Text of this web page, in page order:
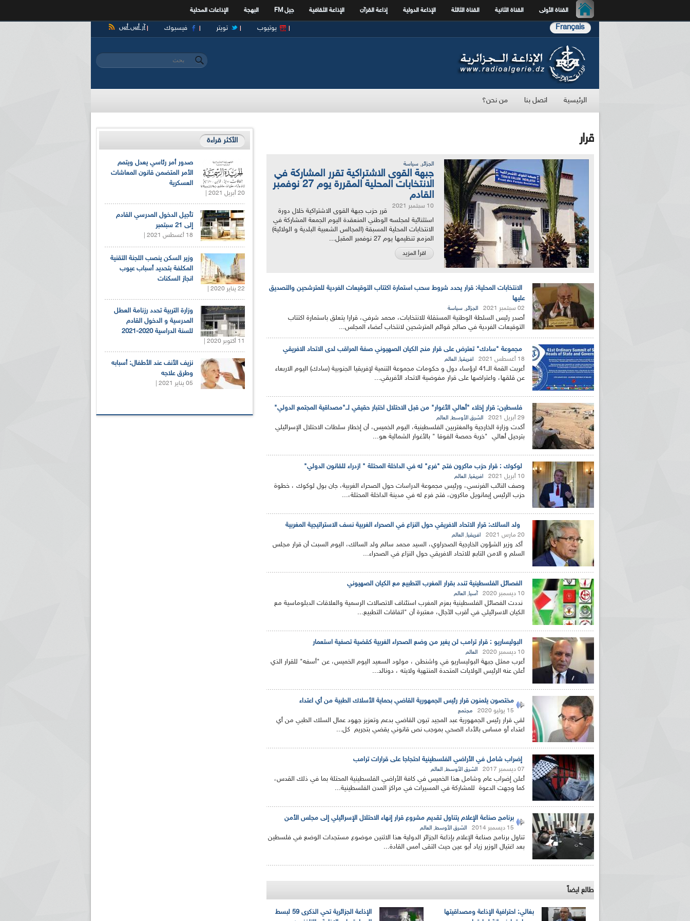
القناة الأولى القناة الثانية القناة الثالثة الإذاعة الدولية إذاعة القرآن الإذاعة الثقافية جيل FM البهجة الإذاعات المحلية
Français آر أس أس فيسبوك تويتر يوتيوب
استمارة البحث
‏بحث ‏
الرئيسية اتصل بنا من نحن؟
قرار
الجزائر, سياسة
جبهة القوى الاشتراكية تقرر المشاركة في
الانتخابات المحلية المقررة يوم 27 نوفمبر
القادم
10 سبتمبر 2021
قرر حزب جبهة القوى الاشتراكية خلال دورة
استثنائية لمجلسه الوطني المنعقدة اليوم الجمعة المشاركة في
الانتخابات المحلية المسبقة (المجالس الشعبية البلدية و الولائية)
المزمع تنظيمها يوم 27 نوفمبر المقبل...
اقرأ المزيد
الانتخابات المحلية: قرار يحدد شروط سحب استمارة اكتتاب التوقيعات الفردية للمترشحين والتصديق
عليها
02 سبتمبر 2021 الجزائر, سياسة
أصدر رئيس السلطة الوطنية المستقلة للانتخابات، محمد شرفي، قرارا يتعلق باستمارة اكتتاب
التوقيعات الفردية في صالح قوائم المترشحين لانتخاب أعضاء المجلس...
مجموعة "سادك" تعترض على قرار منح الكيان الصهيوني صفة المراقب لدى الاتحاد الافريقي
18 أغسطس 2021 افريقيا, العالم
أعربت القمة الــ41 لرؤساء دول و حكومات مجموعة التنمية لإفريقيا الجنوبية (سادك) اليوم الاربعاء
عن قلقها، واعتراضها على قرار مفوضية الاتحاد الأفريقي...
فلسطين: قرار إخلاء "أهالي الأغوار" من قبل الاحتلال اختبار حقيقي لــ"مصداقية المجتمع الدولي"
29 أبريل 2021 الشرق الأوسط, العالم
أكدت وزارة الخارجية والمغتربين الفلسطينية، اليوم الخميس، أن إخطار سلطات الاحتلال الإسرائيلي
بترحيل أهالي "خربة حمصة الفوقا " بالأغوار الشمالية هو...
لوكوك : قرار حزب ماكرون فتح "فرع" له في الداخلة المحتلة " ازدراء للقانون الدولي"
10 أبريل 2021 افريقيا, العالم
وصف النائب الفرنسي، ورئيس مجموعة الدراسات حول الصحراء الغربية، جان بول لوكوك ، خطوة
حزب الرئيس إيمانويل ماكرون، فتح فرع له في مدينة الداخلة المحتلة،...
ولد السالك: قرار الاتحاد الافريقي حول النزاع في الصحراء الغربية نسف الاستراتيجية المغربية
20 مارس 2021 افريقيا, العالم
أكد وزير الشؤون الخارجية الصحراوي، السيد محمد سالم ولد السالك، اليوم السبت أن قرار مجلس
السلم و الامن التابع للاتحاد الافريقي حول النزاع في الصحراء...
الفصائل الفلسطينية تندد بقرار المغرب التطبيع مع الكيان الصهيوني
10 ديسمبر 2020 آسيا, العالم
نددت الفصائل الفلسطينية بعزم المغرب استئناف الاتصالات الرسمية والعلاقات الدبلوماسية مع
الكيان الاسرائيلي في أقرب الآجال، معتبرة أن "اتفاقات التطبيع...
البوليساريو : قرار ترامب لن يغير من وضع الصحراء الغربية كقضية تصفية استعمار
10 ديسمبر 2020 العالم
أعرب ممثل جبهة البوليساريو في واشنطن ، مولود السعيد اليوم الخميس، عن "أسفه" للقرار الذي
أعلن عنه الرئيس الولايات المتحدة المنتهية ولايته ، دونالد...
مختصون يثمنون قرار رئيس الجمهورية القاضي بحماية الأسلاك الطبية من أي اعتداء
15 يوليو 2020 مجتمع
لقي قرار رئيس الجمهورية عبد المجيد تبون القاضي بدعم وتعزيز جهود عمال السلك الطبي من أي
اعتداء أو مساس بالأداء الصحي بموجب نص قانوني يقضي بتجريم كل...
إضراب شامل في الأراضي الفلسطينية احتجاجا على قرارات ترامب
07 ديسمبر 2017 الشرق الأوسط, العالم
أعلن إضراب عام وشامل هذا الخميس في كافة الأراضي الفلسطينية المحتلة بما في ذلك القدس،
كما وجهت الدعوة للمشاركة في المسيرات في مراكز المدن الفلسطينية...
برنامج صناعة الإعلام يتناول تقديم مشروع قرار إنهاء الاحتلال الإسرائيلي إلى مجلس الأمن
15 ديسمبر 2014 الشرق الأوسط, العالم
تناول برنامج صناعة الإعلام بإذاعة الجزائر الدولية هذا الاثنين موضوع مستجدات الوضع في فلسطين
بعد اغتيال الوزير زياد أبو عين حيث التقى أمس القادة...
طالع ايضاً
الإذاعة الجزائرية تحي الذكرى 59 لبسط
بغالي: احترافية الإذاعة ومصداقيتها
الأكثر قراءة
صدور أمر رئاسي يعدل ويتمم
الأمر المتضمن قانون المعاشات
العسكرية
20 أبريل 2021 |
تأجيل الدخول المدرسي القادم
إلى 21 سبتمبر
18 أغسطس 2021 |
وزير السكن ينصب اللجنة التقنية
المكلفة بتحديد أسباب عيوب
انجاز السكنات
22 يناير 2020 |
وزارة التربية تحدد رزنامة العطل
المدرسية و الدخول القادم
للسنة الدراسية 2020-2021
11 أكتوبر 2020 |
نزيف الأنف عند الأطفال: أسبابه
وطرق علاجه
05 يناير 2021 |